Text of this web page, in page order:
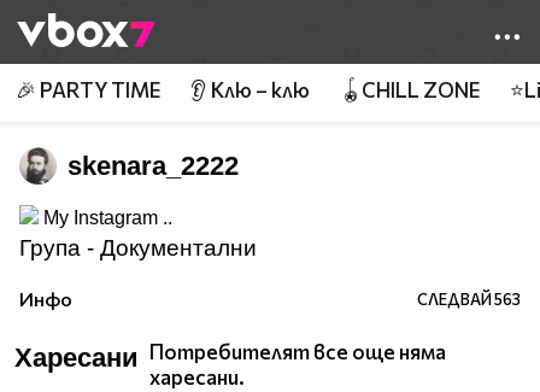
👾
🎉 PARTY TIME 👂 Клю – клю 🪀CHILL ZONE
skenara_2222
My Instagram ..
Група - Документални
Филми!
Инфо СЛЕДВАЙ563
Харесани Потребителят все още няма
харесани.